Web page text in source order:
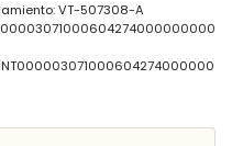
bidé y WC
y WC
bañera/ducha y WC
VT-507308-A